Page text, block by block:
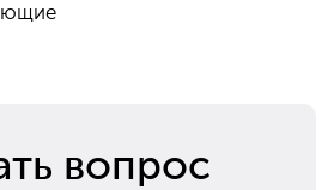
вопрос